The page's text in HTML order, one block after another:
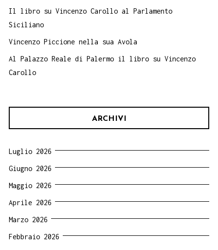
Il libro su Vincenzo Carollo al Parlamento
Siciliano
Vincenzo Piccione nella sua Avola
Al Palazzo Reale di Palermo il libro su Vincenzo
Carollo
ARCHIVI
Luglio 2026
Giugno 2026
Maggio 2026
Aprile 2026
Marzo 2026
Febbraio 2026